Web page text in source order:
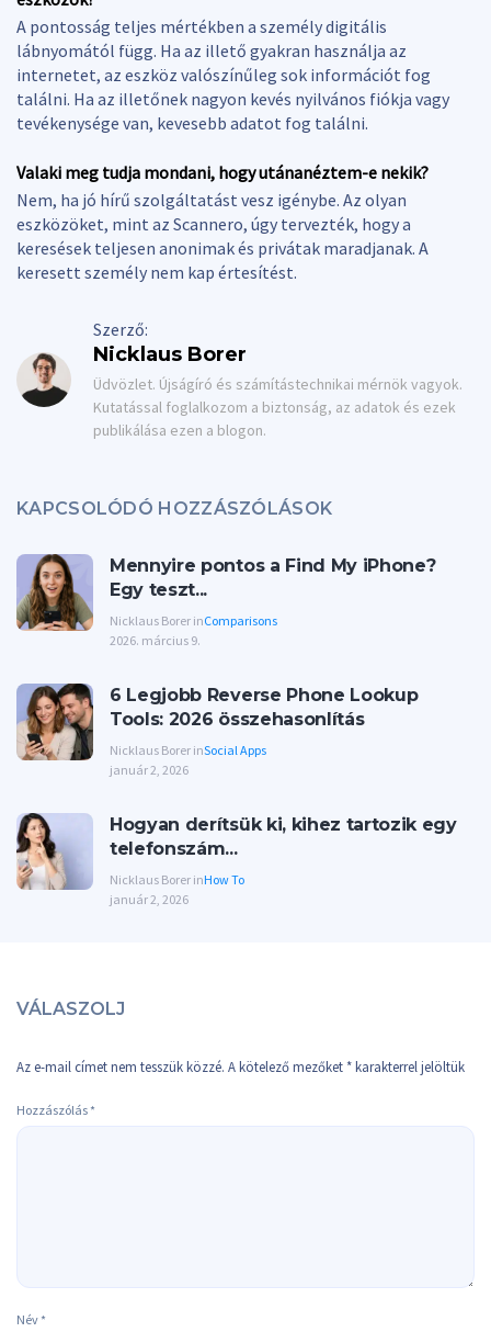
A pontosság teljes mértékben a személy digitális
lábnyomától függ. Ha az illető gyakran használja az
internetet, az eszköz valószínűleg sok információt fog
találni. Ha az illetőnek nagyon kevés nyilvános fiókja vagy
tevékenysége van, kevesebb adatot fog találni.
Valaki meg tudja mondani, hogy utánanéztem-e nekik?
Nem, ha jó hírű szolgáltatást vesz igénybe. Az olyan
eszközöket, mint az Scannero, úgy tervezték, hogy a
keresések teljesen anonimak és privátak maradjanak. A
keresett személy nem kap értesítést.
Szerző:
Nicklaus Borer
Üdvözlet. Újságíró és számítástechnikai mérnök vagyok.
Kutatással foglalkozom a biztonság, az adatok és ezek
publikálása ezen a blogon.
KAPCSOLÓDÓ HOZZÁSZÓLÁSOK
Mennyire pontos a Find My iPhone?
Egy teszt...
Nicklaus Borer inComparisons
2026. március 9.
6 Legjobb Reverse Phone Lookup
Tools: 2026 összehasonlítás
Nicklaus Borer inSocial Apps
január 2, 2026
Hogyan derítsük ki, kihez tartozik egy
telefonszám...
Nicklaus Borer inHow To
január 2, 2026
VÁLASZOLJ
Az e-mail címet nem tesszük közzé. A kötelező mezőket *karakterrel jelöltük
Hozzászólás *
Név *